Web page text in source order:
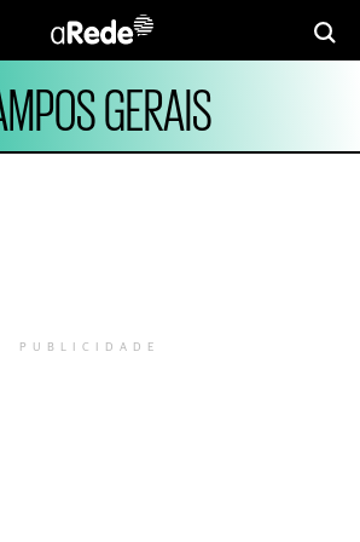
GERAIS
PUBLICIDADE